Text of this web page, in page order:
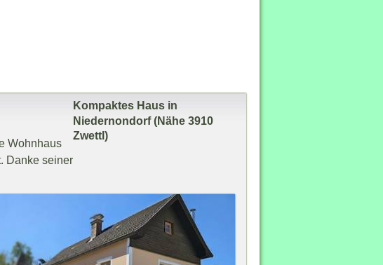
Wohnhaus
Danke seiner
Kompaktes Haus in
Niedernondorf (Nähe 3910
Zwettl)